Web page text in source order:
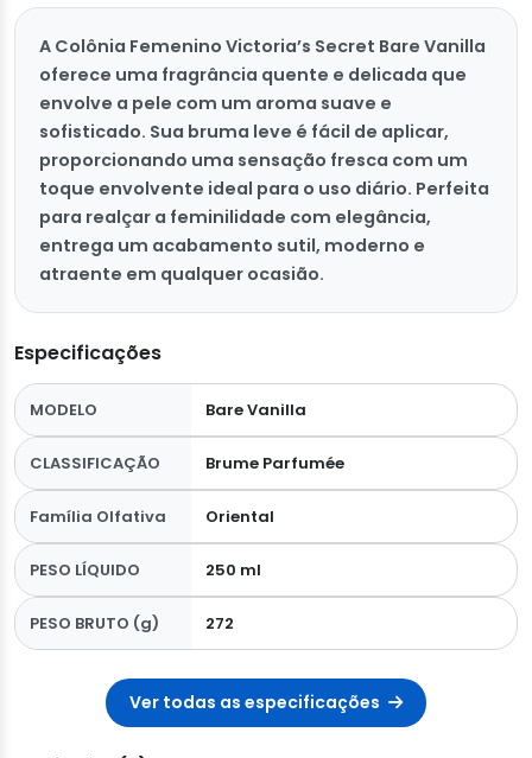
A Colônia Femenino Victoria’s Secret Bare Vanilla
oferece uma fragrância quente e delicada que
envolve a pele com um aroma suave e
sofisticado. Sua bruma leve é fácil de aplicar,
proporcionando uma sensação fresca com um
toque envolvente ideal para o uso diário. Perfeita
para realçar a feminilidade com elegância,
entrega um acabamento sutil, moderno e
atraente em qualquer ocasião.
Especificações
MODELO Bare Vanilla
CLASSIFICAÇÃO Brume Parfumée
Família Olfativa Oriental
PESO LÍQUIDO 250 ml
PESO BRUTO (g) 272
Ver todas as especificações